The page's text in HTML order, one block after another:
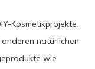
Kosmetikprojekte.
natürlichen
wie